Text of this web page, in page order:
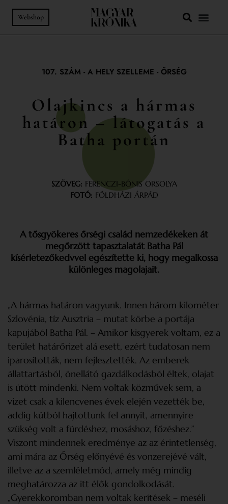
Webshop
107. SZÁM - A HELY SZELLEME - ŐRSÉG
Olajkincs a hármas
határon – látogatás a
Batha portán
SZÖVEG: FERENCZI-BÓNIS ORSOLYA
FOTÓ: FÖLDHÁZI ÁRPÁD
A tősgyökeres őrségi család nemzedékeken át
megőrzött tapasztalatát Batha Pál
kísérletezőkedvvel egészítette ki, hogy megalkossa
különleges magolajait.
„A hármas határon vagyunk. Innen három kilométer
Szlovénia, tíz Ausztria – mutat körbe a portája
kapujából Batha Pál. – Amikor kisgyerek voltam, ez a
terület határőrizet alá esett, ezért tudatosan nem
iparosították, nem fejlesztették. Az emberek
állattartásból, önellátó gazdálkodásból éltek, olajat
is ütött mindenki. Nem voltak közművek sem, a
vizet csak a kilencvenes évek elején vezették be,
addig kútból hajtottunk fel annyit, amennyire
szükség volt a fürdéshez, mosáshoz, főzéshez.”
Viszont mindennek eredménye az az érintetlenség,
ami mára az Őrség előnyévé és vonzerejévé vált,
illetve az a szemléletmód, amely még mindig
meghatározza az itt élők gondolkodását.
„Gyerekkoromban nem voltak kerítések – meséli